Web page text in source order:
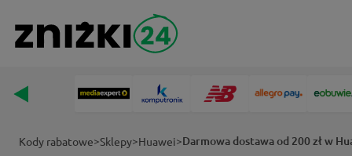
Kody rabatowe>Sklepy>Huawei>Darmowa dostawa od 200 zł w